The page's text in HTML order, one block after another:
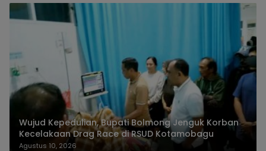
Wujud Kepedulian, Bupati Bolmong Jenguk Korban
Kecelakaan Drag Race di RSUD Kotamobagu
Agustus 10, 2026